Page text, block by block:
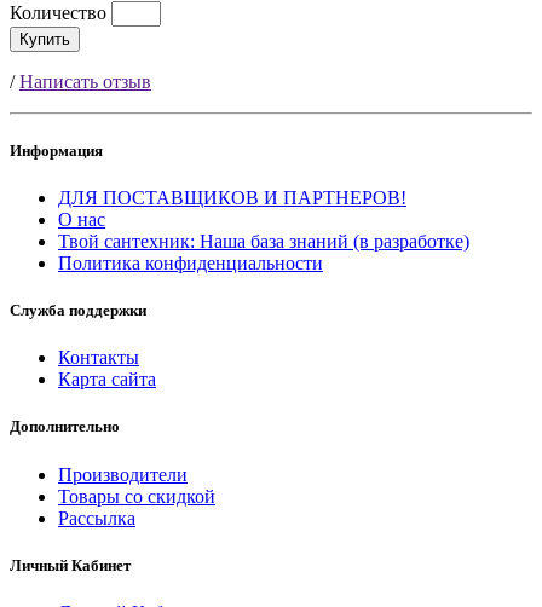
Количество
Купить
/Написать отзыв
Информация
ДЛЯ ПОСТАВЩИКОВ И ПАРТНЕРОВ!
О нас
Твой сантехник: Наша база знаний (в разработке)
Политика конфиденциальности
Служба поддержки
Контакты
Карта сайта
Дополнительно
Производители
Товары со скидкой
Рассылка
Личный Кабинет